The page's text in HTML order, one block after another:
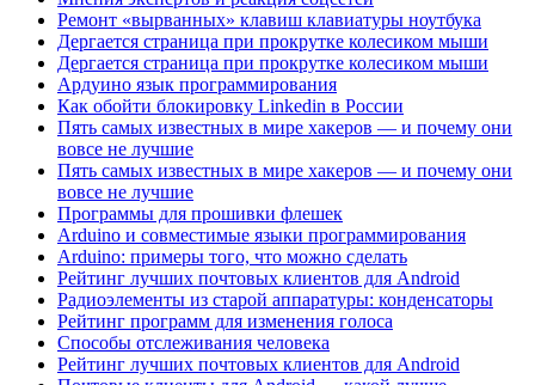
Ремонт «вырванных» клавиш клавиатуры ноутбука
Дергается страница при прокрутке колесиком мыши
Дергается страница при прокрутке колесиком мыши
Ардуино язык программирования
Как обойти блокировку Linkedin в России
Пять самых известных в мире хакеров — и почему они
вовсе не лучшие
Пять самых известных в мире хакеров — и почему они
вовсе не лучшие
Программы для прошивки флешек
Arduino и совместимые языки программирования
Arduino: примеры того, что можно сделать
Рейтинг лучших почтовых клиентов для Android
Радиоэлементы из старой аппаратуры: конденсаторы
Рейтинг программ для изменения голоса
Способы отслеживания человека
Рейтинг лучших почтовых клиентов для Android